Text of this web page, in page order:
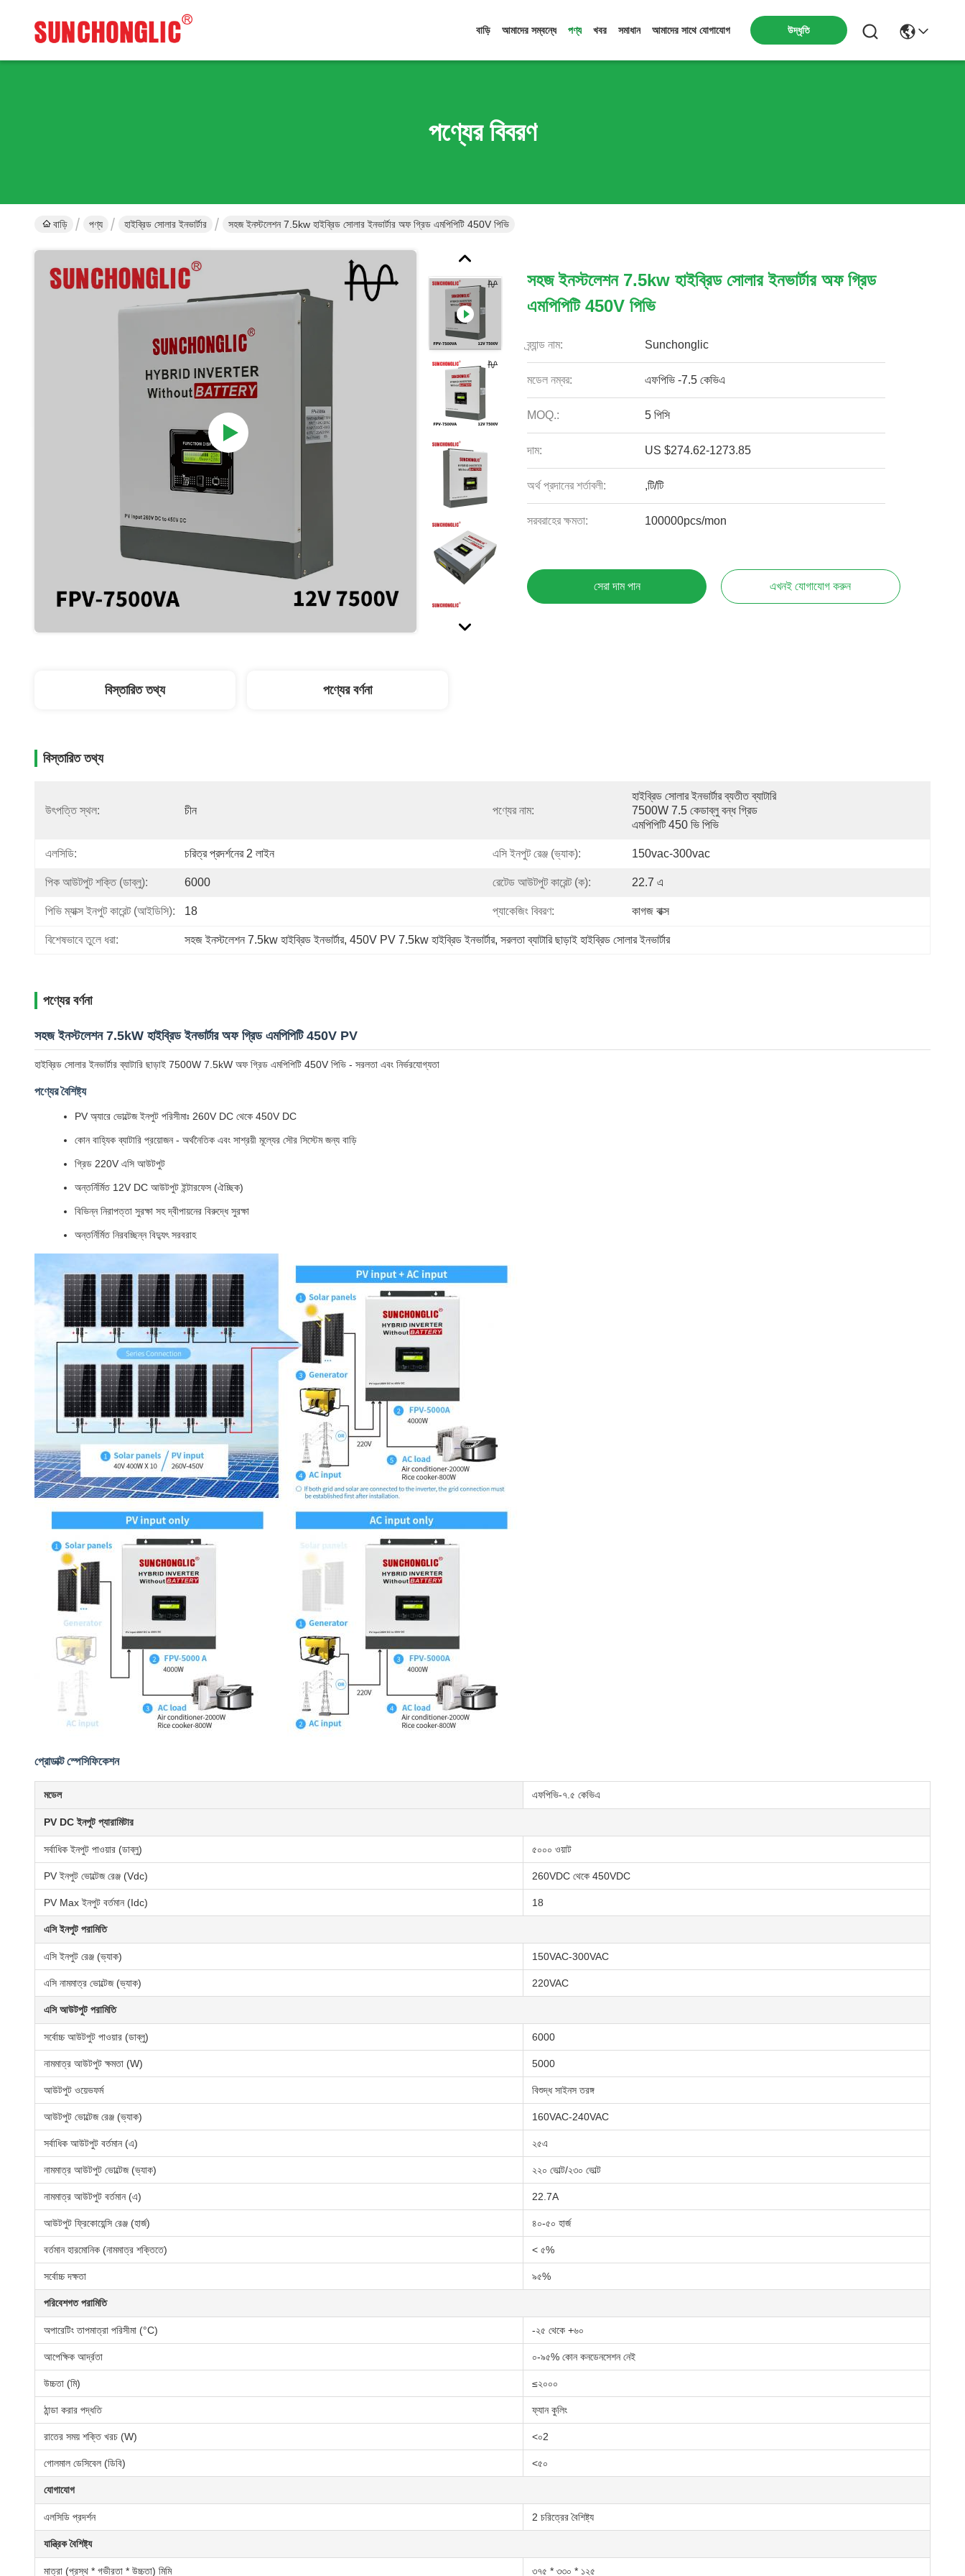
বাড়ি আমাদের সম্বন্ধে পণ্য খবর সমাধান আমাদের সাথে যোগাযোগ উদ্ধৃতি
পণ্যের বিবরণ
বাড়ি পণ্য হাইব্রিড সোলার ইনভার্টার সহজ ইনস্টলেশন 7.5kw হাইব্রিড সোলার ইনভার্টার অফ গ্রিড এমপিপিটি 450V পিভি
সহজ ইনস্টলেশন 7.5kw হাইব্রিড সোলার ইনভার্টার অফ গ্রিড
এমপিপিটি 450V পিভি
ব্র্যান্ড নাম: Sunchonglic
মডেল নম্বর: এফপিভি -7.5 কেভিএ
MOQ.: 5 পিসি
দাম: US $274.62-1273.85
অর্থ প্রদানের শর্তাবলী: ,টি/টি
সরবরাহের ক্ষমতা: 100000pcs/mon
সেরা দাম পান এখনই যোগাযোগ করুন
বিস্তারিত তথ্য পণ্যের বর্ণনা
বিস্তারিত তথ্য
উৎপত্তি স্থল: চীন পণ্যের নাম:
হাইব্রিড সোলার ইনভার্টার ব্যতীত ব্যাটারি
7500W 7.5 কেডাব্লু বন্ধ গ্রিড
এমপিপিটি 450 ভি পিভি
এলসিডি: চরিত্র প্রদর্শনের 2 লাইন এসি ইনপুট রেঞ্জ (ভ্যাক): 150vac-300vac
পিক আউটপুট শক্তি (ডাব্লু): 6000 রেটেড আউটপুট কারেন্ট (ক): 22.7 এ
পিভি ম্যাক্স ইনপুট কারেন্ট (আইডিসি): 18 প্যাকেজিং বিবরণ: কাগজ বাক্স
বিশেষভাবে তুলে ধরা: সহজ ইনস্টলেশন 7.5kw হাইব্রিড ইনভার্টার, 450V PV 7.5kw হাইব্রিড ইনভার্টার, সরলতা ব্যাটারি ছাড়াই হাইব্রিড সোলার ইনভার্টার
পণ্যের বর্ণনা
সহজ ইনস্টলেশন 7.5kW হাইব্রিড ইনভার্টার অফ গ্রিড এমপিপিটি 450V PV
হাইব্রিড সোলার ইনভার্টার ব্যাটারি ছাড়াই 7500W 7.5kW অফ গ্রিড এমপিপিটি 450V পিভি - সরলতা এবং নির্ভরযোগ্যতা
পণ্যের বৈশিষ্ট্য
PV অ্যারে ভোল্টেজ ইনপুট পরিসীমাঃ 260V DC থেকে 450V DC
কোন বাহ্যিক ব্যাটারি প্রয়োজন - অর্থনৈতিক এবং সাশ্রয়ী মূল্যের সৌর সিস্টেম জন্য বাড়ি
গ্রিড 220V এসি আউটপুট
অন্তর্নির্মিত 12V DC আউটপুট ইন্টারফেস (ঐচ্ছিক)
বিভিন্ন নিরাপত্তা সুরক্ষা সহ দ্বীপায়নের বিরুদ্ধে সুরক্ষা
অন্তর্নির্মিত নিরবচ্ছিন্ন বিদ্যুৎ সরবরাহ
প্রোডাক্ট স্পেসিফিকেশন
মডেল এফপিভি-৭.৫ কেভিএ
PV DC ইনপুট প্যারামিটার
সর্বাধিক ইনপুট পাওয়ার (ডাব্লু) ৫০০০ ওয়াট
PV ইনপুট ভোল্টেজ রেঞ্জ (Vdc) 260VDC থেকে 450VDC
PV Max ইনপুট বর্তমান (Idc) 18
এসি ইনপুট পরামিতি
এসি ইনপুট রেঞ্জ (ভ্যাক) 150VAC-300VAC
এসি নামমাত্র ভোল্টেজ (ভ্যাক) 220VAC
এসি আউটপুট পরামিতি
সর্বোচ্চ আউটপুট পাওয়ার (ডাব্লু) 6000
নামমাত্র আউটপুট ক্ষমতা (W) 5000
আউটপুট ওয়েভফর্ম বিশুদ্ধ সাইনস তরঙ্গ
আউটপুট ভোল্টেজ রেঞ্জ (ভ্যাক) 160VAC-240VAC
সর্বাধিক আউটপুট বর্তমান (এ) ২৫এ
নামমাত্র আউটপুট ভোল্টেজ (ভ্যাক) ২২০ ভোল্ট/২৩০ ভোল্ট
নামমাত্র আউটপুট বর্তমান (এ) 22.7A
আউটপুট ফ্রিকোয়েন্সি রেঞ্জ (হার্জ) ৪০-৫০ হার্জ
বর্তমান হারমোনিক (নামমাত্র শক্তিতে) < ৫%
সর্বোচ্চ দক্ষতা ৯৫%
পরিবেশগত পরামিতি
অপারেটিং তাপমাত্রা পরিসীমা (°C) -২৫ থেকে +৬০
আপেক্ষিক আর্দ্রতা ০-৯৫% কোন কনডেনসেশন নেই
উচ্চতা (মি) ≤২০০০
ঠান্ডা করার পদ্ধতি ফ্যান কুলিং
রাতের সময় শক্তি খরচ (W) <০2
গোলমাল ডেসিবেল (ডিবি) <৫০
যোগাযোগ
এলসিডি প্রদর্শন 2 চরিত্রের বৈশিষ্ট্য
যান্ত্রিক বৈশিষ্ট্য
মাত্রা (প্রস্থ * গভীরতা * উচ্চতা) মিমি ৩৭৫ * ৩৩০ * ১২৫